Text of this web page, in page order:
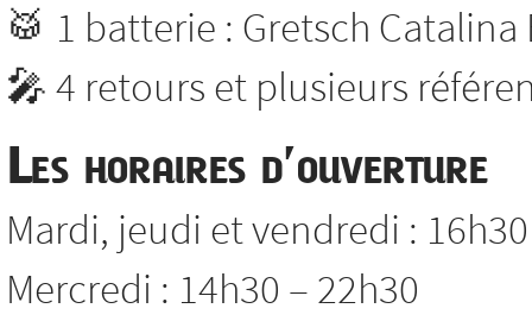
🥁 1 batterie : Gretsch Catalina
🎤 4 retours et plusieurs
Les horaires d’ouverture
Mardi, jeudi et vendredi :
Mercredi : 14h30 – 22h30